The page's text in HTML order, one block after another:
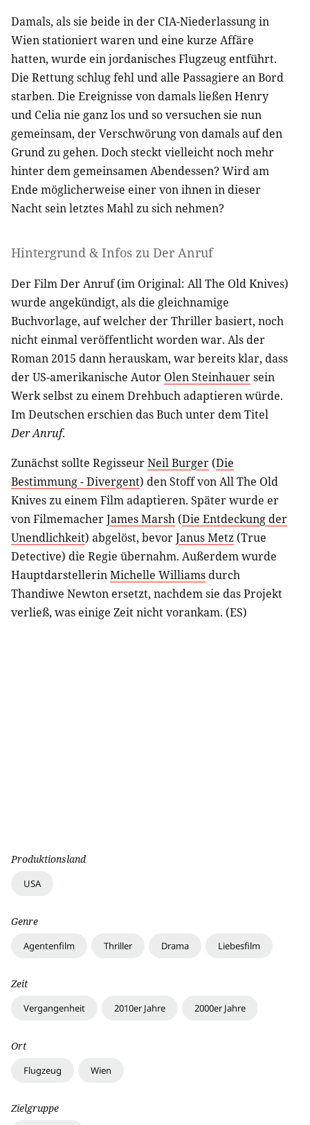
Damals, als sie beide in der CIA-Niederlassung in
Wien stationiert waren und eine kurze Affäre
hatten, wurde ein jordanisches Flugzeug entführt.
Die Rettung schlug fehl und alle Passagiere an Bord
starben. Die Ereignisse von damals ließen Henry
und Celia nie ganz los und so versuchen sie nun
gemeinsam, der Verschwörung von damals auf den
Grund zu gehen. Doch steckt vielleicht noch mehr
hinter dem gemeinsamen Abendessen? Wird am
Ende möglicherweise einer von ihnen in dieser
Nacht sein letztes Mahl zu sich nehmen?
Hintergrund & Infos zu Der Anruf
Der Film Der Anruf (im Original: All The Old Knives)
wurde angekündigt, als die gleichnamige
Buchvorlage, auf welcher der Thriller basiert, noch
nicht einmal veröffentlicht worden war. Als der
Roman 2015 dann herauskam, war bereits klar, dass
der US-amerikanische Autor Olen Steinhauersein
Werk selbst zu einem Drehbuch adaptieren würde.
Im Deutschen erschien das Buch unter dem Titel
Der Anruf.
Zunächst sollte RegisseurNeil Burger (Die
Bestimmung - Divergent) den Stoff von All The Old
Knives zu einem Film adaptieren. Später wurde er
von FilmemacherJames Marsh (Die Entdeckung der
Unendlichkeit) abgelöst, bevorJanus Metz (True
Detective) die Regie übernahm. Außerdem wurde
HauptdarstellerinMichelle Williams durch
Thandiwe Newton ersetzt, nachdem sie das Projekt
verließ, was einige Zeit nicht vorankam. (ES)
Produktionsland
USA
Genre
Agentenfilm Thriller Drama Liebesfilm
Zeit
Vergangenheit 2010er Jahre 2000er Jahre
Ort
Flugzeug Wien
Zielgruppe